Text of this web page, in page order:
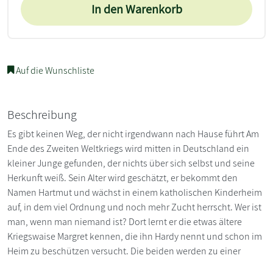
In den Warenkorb
Auf die Wunschliste
Beschreibung
Es gibt keinen Weg, der nicht irgendwann nach Hause führt Am
Ende des Zweiten Weltkriegs wird mitten in Deutschland ein
kleiner Junge gefunden, der nichts über sich selbst und seine
Herkunft weiß. Sein Alter wird geschätzt, er bekommt den
Namen Hartmut und wächst in einem katholischen Kinderheim
auf, in dem viel Ordnung und noch mehr Zucht herrscht. Wer ist
man, wenn man niemand ist? Dort lernt er die etwas ältere
Kriegswaise Margret kennen, die ihn Hardy nennt und schon im
Heim zu beschützen versucht. Die beiden werden zu einer